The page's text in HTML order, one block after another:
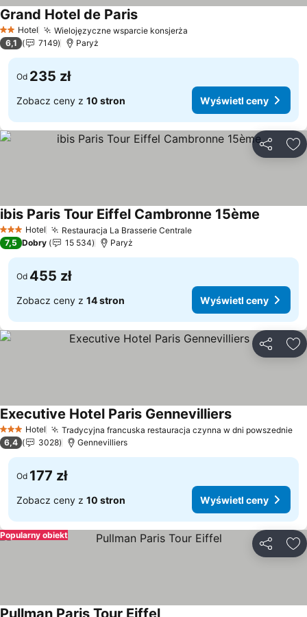
2 Kategoria
Hotel Wielojęzyczne wsparcie konsjerża
Grand Hotel de ParisWyświetl ceny
6,1 7149 Paryż
Od 235 zł
Zobacz ceny z 10 stron Wyświetl ceny
3 Kategoria
Hotel Restauracja La Brasserie CentraleWyświetl ceny
ibis Paris Tour Eiffel Cambronne 15ème
7,5 Dobry 15 534 Paryż
Od 455 zł
Zobacz ceny z 14 stron Wyświetl ceny
3 Kategoria
Hotel Tradycyjna francuska restauracja czynna w dni powszednie
Executive Hotel Paris GennevilliersWyświetl ceny
6,4 3028 Gennevilliers
Od 177 zł
Zobacz ceny z 10 stron Wyświetl ceny
Popularny obiekt
Pullman Paris Tour Eiffel